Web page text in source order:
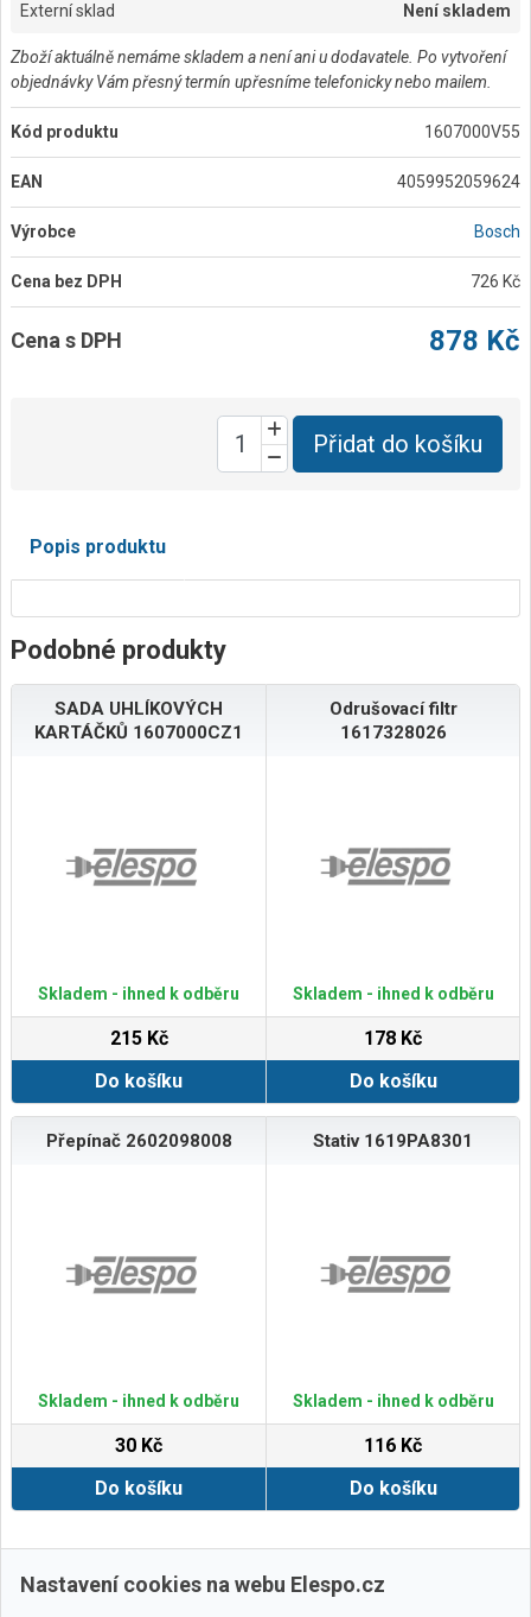
Externí sklad Není skladem
Zboží aktuálně nemáme skladem a není ani u dodavatele. Po vytvoření
objednávky Vám přesný termín upřesníme telefonicky nebo mailem.
Kód produktu 1607000V55
EAN 4059952059624
Výrobce Bosch
Cena bez DPH 726 Kč
Cena s DPH 878 Kč
Přidat do košíku
Popis produktu
Podobné produkty
SADA UHLÍKOVÝCH
KARTÁČKŮ 1607000CZ1
Skladem - ihned k odběru
215 Kč
Do košíku
Odrušovací filtr
1617328026
Skladem - ihned k odběru
178 Kč
Do košíku
Přepínač 2602098008
Skladem - ihned k odběru
30 Kč
Do košíku
Stativ 1619PA8301
Skladem - ihned k odběru
116 Kč
Do košíku
Zobrazit další
Nastavení cookies na webu Elespo.cz